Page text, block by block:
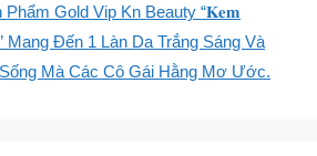
Phẩm Gold Vip Kn Beauty “𝐊𝐞𝐦
Mang Đến 1 Làn Da Trắng Sáng Và
Mà Các Cô Gái Hằng Mơ Ước.